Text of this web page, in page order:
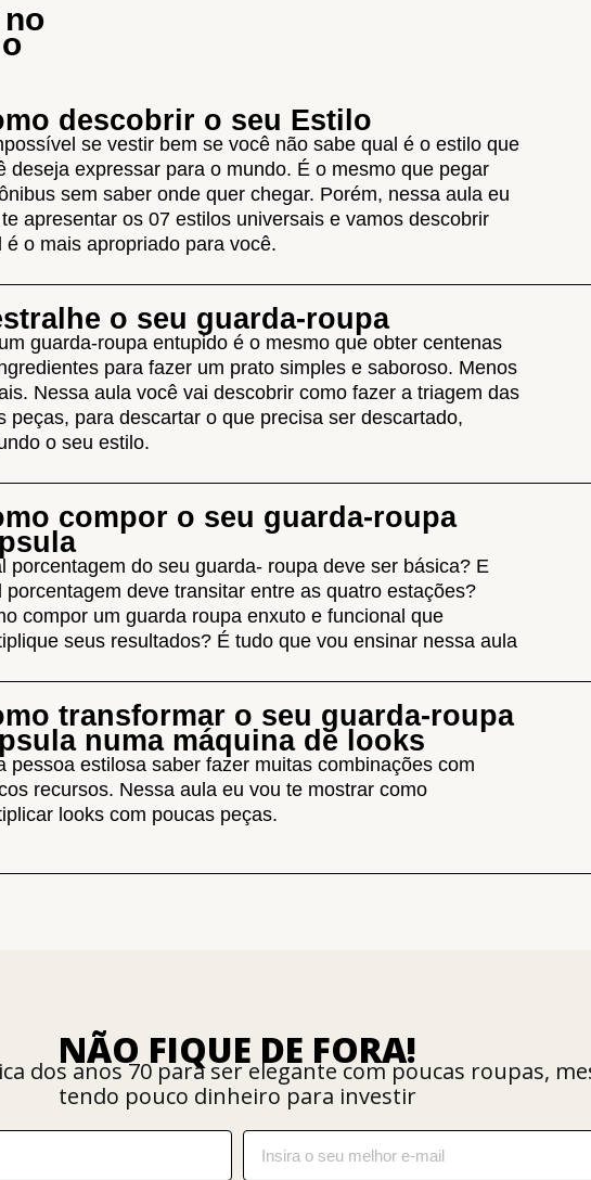
descobrir o seu Estilo
se vestir bem se você não sabe qual é o estilo que
deseja expressar para o mundo. É o mesmo que pegar
sem saber onde quer chegar. Porém, nessa aula eu
apresentar os 07 estilos universais e vamos descobrir
é o mais apropriado para você.
o seu guarda-roupa
guarda-roupa entupido é o mesmo que obter centenas
para fazer um prato simples e saboroso. Menos
Nessa aula você vai descobrir como fazer a triagem das
peças, para descartar o que precisa ser descartado,
o seu estilo.
compor o seu guarda-roupa
porcentagem do seu guarda- roupa deve ser básica? E
porcentagem deve transitar entre as quatro estações?
compor um guarda roupa enxuto e funcional que
seus resultados? É tudo que vou ensinar nessa aula
transformar o seu guarda-roupa
numa máquina de looks
pessoa estilosa saber fazer muitas combinações com
recursos. Nessa aula eu vou te mostrar como
looks com poucas peças.
NÃO FIQUE DE FORA!
dos anos 70 para ser elegante com poucas roupas,
tendo pouco dinheiro para investir